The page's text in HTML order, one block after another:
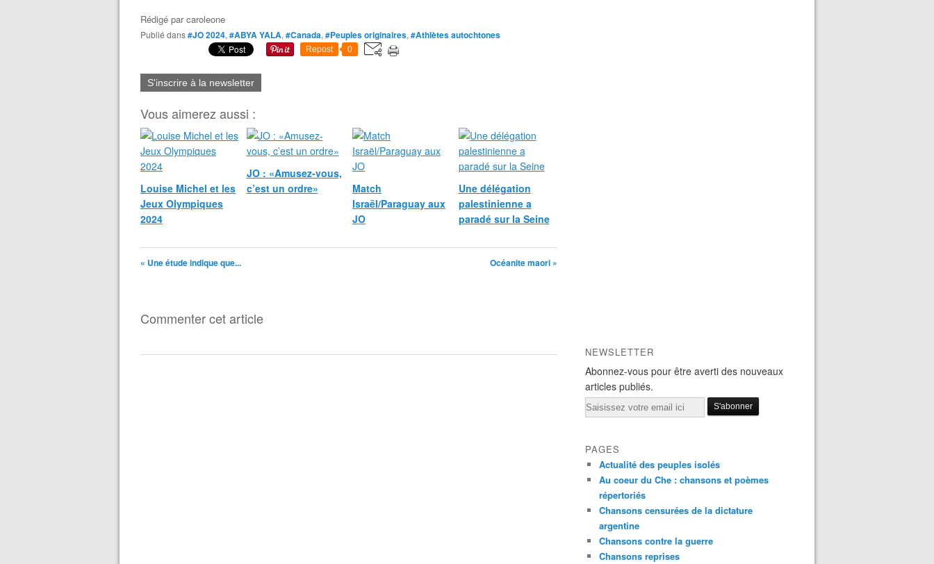
Rédigé parcaroleone
Publié dans#JO 2024, #ABYA YALA, #Canada, #Peuples originaires, #Athlètes autochtones
Repost 0
S'inscrire à la newsletter
Vous aimerez aussi :
Louise Michel et les
Jeux Olympiques
2024
JO : «Amusez-vous,
c’est un ordre»
Match
Israël/Paraguay aux
JO
Une délégation
palestinienne a
paradé sur la Seine
« Une étude indique que... Océanite maori »
Commenter cet article
NEWSLETTER
Abonnez-vous pour être averti des nouveaux
articles publiés.
Email
PAGES
Actualité des peuples isolés
Au coeur du Che : chansons et poèmes
répertoriés
Chansons censurées de la dictature
argentine
Chansons contre la guerre
Chansons reprises